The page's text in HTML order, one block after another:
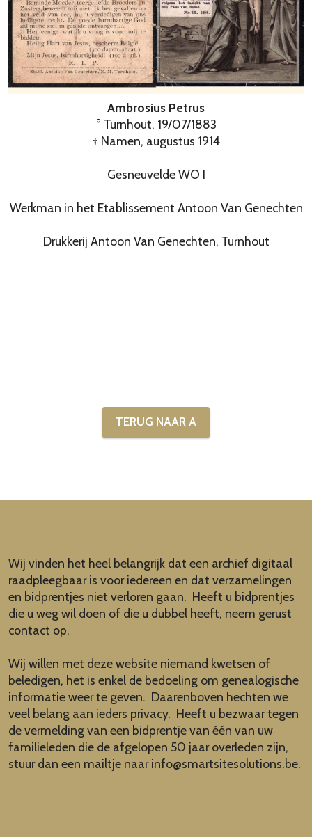
Ambrosius Petrus
° Turnhout, 19/07/1883
† Namen, augustus 1914
Gesneuvelde WO I
Werkman in het Etablissement Antoon Van Genechten
Drukkerij Antoon Van Genechten, Turnhout
TERUG NAAR A
Wij vinden het heel belangrijk dat een archief digitaal
raadpleegbaar is voor iedereen en dat verzamelingen
en bidprentjes niet verloren gaan. Heeft u bidprentjes
die u weg wil doen of die u dubbel heeft, neem gerust
contact op.
Wij willen met deze website niemand kwetsen of
beledigen, het is enkel de bedoeling om genealogische
informatie weer te geven. Daarenboven hechten we
veel belang aan ieders privacy. Heeft u bezwaar tegen
de vermelding van een bidprentje van één van uw
familieleden die de afgelopen 50 jaar overleden zijn,
stuur dan een mailtje naarinfo@smartsitesolutions.be.